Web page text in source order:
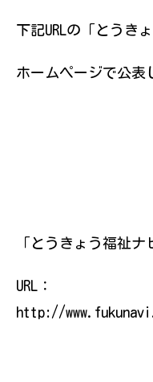
下記URLの「とうき
ホームページで公表
「とうきょう福祉ナ
URL：
http://